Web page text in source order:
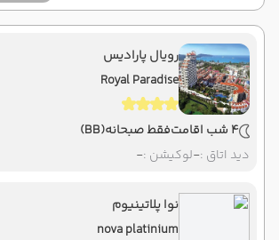
رویال پارادیس
Royal Paradise
4 شب اقامت فقط صبحانه(BB)
دید اتاق :-لوکیشن :-
نوا پلاتینیوم
nova platinium